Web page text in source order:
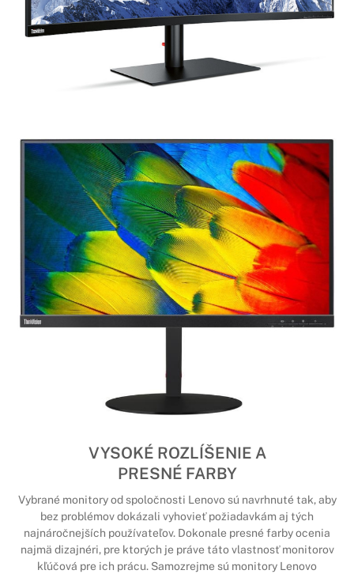
VYSOKÉ ROZLÍŠENIE A
PRESNÉ FARBY
Vybrané monitory od spoločnosti Lenovo sú navrhnuté tak, aby
bez problémov dokázali vyhovieť požiadavkám aj tých
najnáročnejších používateľov. Dokonale presné farby ocenia
najmä dizajnéri, pre ktorých je práve táto vlastnosť monitorov
kľúčová pre ich prácu. Samozrejme sú monitory Lenovo